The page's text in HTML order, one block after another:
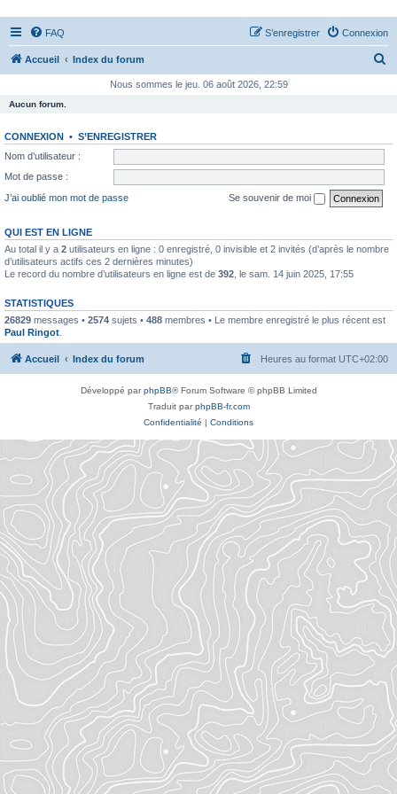
FAQ Connexion
S’enregistrer
Accueil Index du forum
e
r
Nous sommes le jeu. 06 août 2026, 22:59
Aucun forum.
CONNEXION • S’ENREGISTRER
Nom d’utilisateur :
Mot de passe :
J’ai oublié mon mot de passe
Se souvenir de moi
QUI EST EN LIGNE
Au total il y a 2 utilisateurs en ligne : 0 enregistré, 0 invisible et 2 invités (d’après le nombre
d’utilisateurs actifs ces 2 dernières minutes)
Le record du nombre d’utilisateurs en ligne est de 392 , le sam. 14 juin 2025, 17:55
STATISTIQUES
26829 messages • 2574 sujets • 488 membres • Le membre enregistré le plus récent est
Paul Ringot
Accueil Index du forum Heures au format UTC+02:00
Développé parphpBB® Forum Software © phpBB Limited
Traduit parphpBB-fr.com
Confidentialité | Conditions